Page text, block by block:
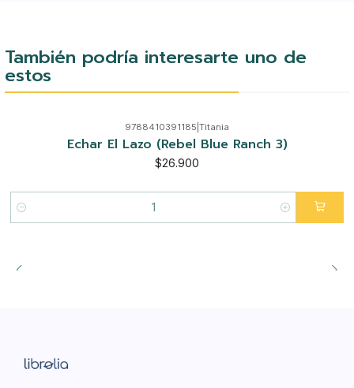
También podría interesarte uno de
estos
9788410391185 Titania
Echar El Lazo (Rebel Blue Ranch 3)
$26.900
Cantidad